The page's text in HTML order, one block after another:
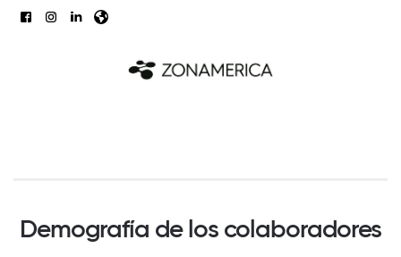
Demografía de los colaboradores